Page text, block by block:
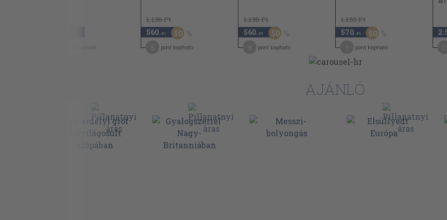
pont kapható
1.130 Ft
560 ,-Ft 50
pont kapható
1.130 Ft
560 ,-Ft 50
pont kapható
1.150 Ft
570 ,-Ft 50
pont kapható
AJÁNLÓ